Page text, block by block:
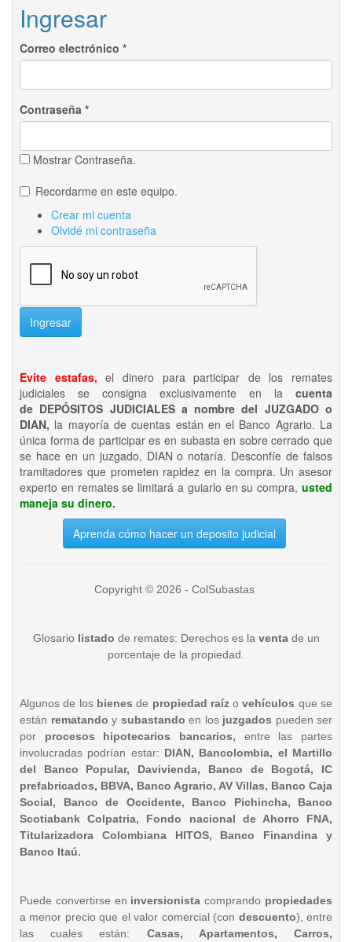
Ingresar
Correo electrónico *
Contraseña *
Mostrar Contraseña.
Recordarme en este equipo.
Crear mi cuenta
Olvidé mi contraseña
Ingresar
Evite estafas, el dinero para participar de los remates
judiciales se consigna exclusivamente en la cuenta
de DEPÓSITOS JUDICIALES a nombre del JUZGADO o
DIAN, la mayoría de cuentas están en el Banco Agrario. La
única forma de participar es en subasta en sobre cerrado que
se hace en un juzgado, DIAN o notaría. Desconfíe de falsos
tramitadores que prometen rapidez en la compra. Un asesor
experto en remates se limitará a guiarlo en su compra, usted
maneja su dinero.
Aprenda cómo hacer un deposito judicial
Copyright © 2026 - ColSubastas
Glosario listado de remates: Derechos es la ventade un
porcentaje de la propiedad.
Algunos de los bienesde propiedad raízo vehículos que se
están rematando y subastando en los juzgados pueden ser
por procesos hipotecarios bancarios, entre las partes
involucradas podrían estar: DIAN, Bancolombia, el Martillo
del Banco Popular, Davivienda, Banco de Bogotá, IC
prefabricados, BBVA, Banco Agrario, AV Villas, Banco Caja
Social, Banco de Occidente, Banco Pichincha, Banco
Scotiabank Colpatria, Fondo nacional de Ahorro FNA,
Titularizadora Colombiana HITOS, Banco Finandina y
Banco Itaú.
Puede convertirse en inversionista comprando propiedades
a menor precio que el valor comercial (con descuento), entre
las cuales están: Casas, Apartamentos, Carros,